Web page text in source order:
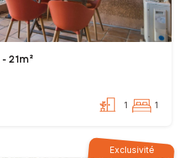
21m²
1 1
Exclusivité